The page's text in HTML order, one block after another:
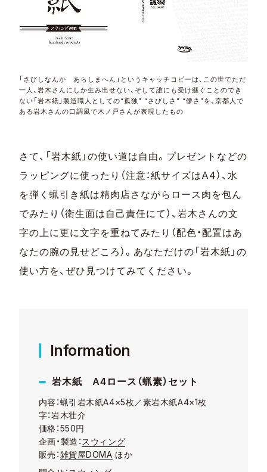
「さびしなんか あらしまへん」というキャッチコピーは、この世でただ
一人、岩木さんにしか生み出せない、そして誰にも受け継ぐことのでき
ない「岩木紙」製造職人としての“孤独” “さびしさ” “儚さ”を、京都人で
ある岩木さんの口調風で木ノ戸さんが表現したもの
さて、「岩木紙」の使い道は自由。プレゼントなどの
ラッピングに使ったり（注意：紙サイズはA4）、水
を弾く蝋引き紙は精肉店さながらロース肉を包ん
でみたり（衛生面は自己責任にて）、岩木さんの文
字の上に更に文字を重ねてみたり（配色・配置はあ
なたの腕の見せどころ）。あなただけの「岩木紙」の
使い方を、ぜひ見つけてみてください。
Information
岩木紙 A4ロース（蝋素）セット
内容：蝋引岩木紙A4×5枚／素岩木紙A4×1枚
字：岩木壮介
価格：550円
企画・製造：スウィング
販売：雑貨屋DOMA ほか